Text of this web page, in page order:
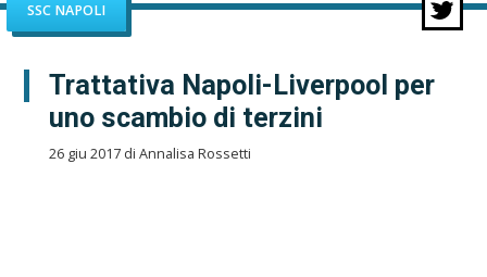
SSC NAPOLI
Trattativa Napoli-Liverpool per
uno scambio di terzini
26 giu 2017 di Annalisa Rossetti